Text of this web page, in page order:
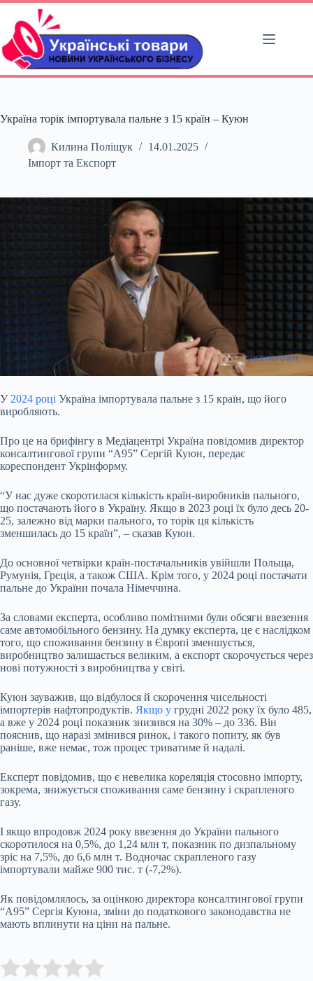
Перейти
вмісту
Україна торік імпортувала пальне з 15 країн – Куюн
Килина Поліщук
14.01.2025
Імпорт та Експорт
У 2024 році Україна імпортувала пальне з 15 країн, що його
виробляють.
Про це на брифінгу в Медіацентрі Україна повідомив директор
консалтингової групи “А95” Сергій Куюн, передає
кореспондент Укрінформу.
“У нас дуже скоротилася кількість країн-виробників пального,
що постачають його в Україну. Якщо в 2023 році їх було десь 20-
25, залежно від марки пального, то торік ця кількість
зменшилась до 15 країн”, – сказав Куюн.
До основної четвірки країн-постачальників увійшли Польща,
Румунія, Греція, а також США. Крім того, у 2024 році постачати
пальне до України почала Німеччина.
За словами експерта, особливо помітними були обсяги ввезення
саме автомобільного бензину. На думку експерта, це є наслідком
того, що споживання бензину в Європі зменшується,
виробництво залишається великим, а експорт скорочується через
нові потужності з виробництва у світі.
Куюн зауважив, що відбулося й скорочення чисельності
імпортерів нафтопродуктів. Якщо у грудні 2022 року їх було 485,
а вже у 2024 році показник знизився на 30% – до 336. Він
пояснив, що наразі змінився ринок, і такого попиту, як був
раніше, вже немає, тож процес триватиме й надалі.
Експерт повідомив, що є невелика кореляція стосовно імпорту,
зокрема, знижується споживання саме бензину і скрапленого
газу.
І якщо впродовж 2024 року ввезення до України пального
скоротилося на 0,5%, до 1,24 млн т, показник по дизпальному
зріс на 7,5%, до 6,6 млн т. Водночас скрапленого газу
імпортували майже 900 тис. т (-7,2%).
Як повідомлялось, за оцінкою директора консалтингової групи
“А95” Сергія Куюна, зміни до податкового законодавства не
мають вплинути на ціни на пальне.
Rate this item: